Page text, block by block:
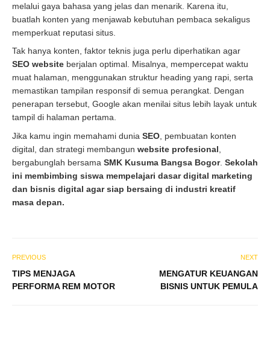
melalui gaya bahasa yang jelas dan menarik. Karena itu,
buatlah konten yang menjawab kebutuhan pembaca sekaligus
memperkuat reputasi situs.
Tak hanya konten, faktor teknis juga perlu diperhatikan agar
SEO website berjalan optimal. Misalnya, mempercepat waktu
muat halaman, menggunakan struktur heading yang rapi, serta
memastikan tampilan responsif di semua perangkat. Dengan
penerapan tersebut, Google akan menilai situs lebih layak untuk
tampil di halaman pertama.
Jika kamu ingin memahami dunia SEO , pembuatan konten
digital, dan strategi membangun website profesional
bergabunglah bersama SMK Kusuma Bangsa Bogor. Sekolah
ini membimbing siswa mempelajari dasar digital marketing
dan bisnis digital agar siap bersaing di industri kreatif
masa depan.
PREVIOUS
TIPS MENJAGA
PERFORMA REM MOTOR
NEXT
MENGATUR KEUANGAN
BISNIS UNTUK PEMULA